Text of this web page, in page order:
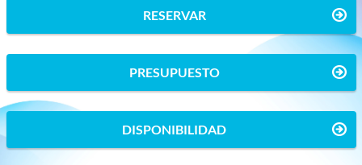
RESERVAR
PRESUPUESTO
DISPONIBILIDAD